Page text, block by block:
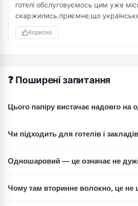
готелі обслуговуємось цим уже
скаржились.приємне,що
Корисно
❓ Поширені запитання
Цього папіру вистачає надовго на
середньому це 2-3 тижні для однієї
Чи підходить для готелів і
для кафе, барів, готелів. Масова
Одношаровий — це означає не
Волокно якісне, розривається не
Чому там вторинне волокно, це не